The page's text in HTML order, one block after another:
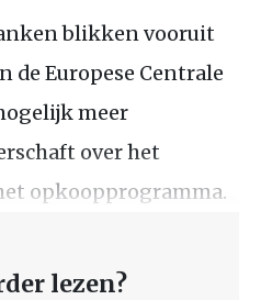
blikken vooruit
de Europese Centrale
meer
over het
opkoopprogramma.
lezen?